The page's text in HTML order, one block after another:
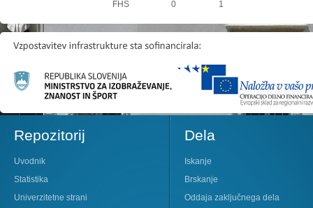
FHŠ
0 1
Repozitorij
Uvodnik
Statistika
Univerzitetne strani
Dela
Iskanje
Brskanje
Oddaja zaključnega dela